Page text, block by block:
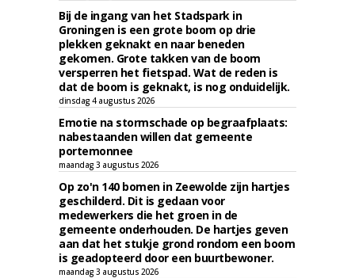
Bij de ingang van het Stadspark in
Groningen is een grote boom op drie
plekken geknakt en naar beneden
gekomen. Grote takken van de boom
versperren het fietspad. Wat de reden is
dat de boom is geknakt, is nog onduidelijk.
dinsdag 4 augustus 2026
Emotie na stormschade op begraafplaats:
nabestaanden willen dat gemeente
portemonnee
maandag 3 augustus 2026
Op zo'n 140 bomen in Zeewolde zijn hartjes
geschilderd. Dit is gedaan voor
medewerkers die het groen in de
gemeente onderhouden. De hartjes geven
aan dat het stukje grond rondom een boom
is geadopteerd door een buurtbewoner.
maandag 3 augustus 2026